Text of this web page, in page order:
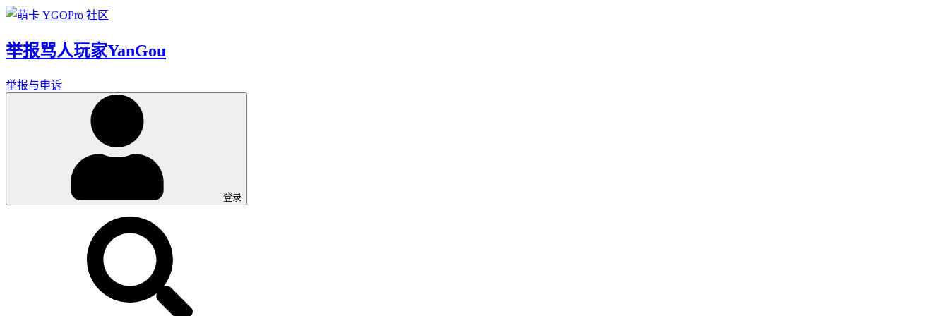
举报骂人玩家YanGou
举报与申诉
登录